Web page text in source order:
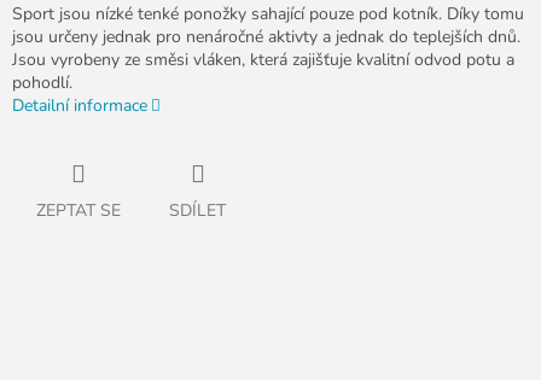
Sport jsou nízké tenké ponožky sahající pouze pod kotník. Díky tomu
jsou určeny jednak pro nenáročné aktivty a jednak do teplejších dnů.
Jsou vyrobeny ze směsi vláken, která zajišťuje kvalitní odvod potu a
pohodlí.
Detailní informace
ZEPTAT SE SDÍLET